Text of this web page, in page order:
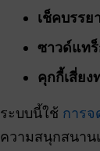
เช็คบรรย
ซาวด์แท
คุกกี้เสี่ยง
ระบบนี้ใช้ การจ
ความสนุกสนาน